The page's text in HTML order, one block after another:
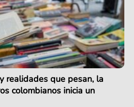
realidades que pesan, la
colombianos inicia un